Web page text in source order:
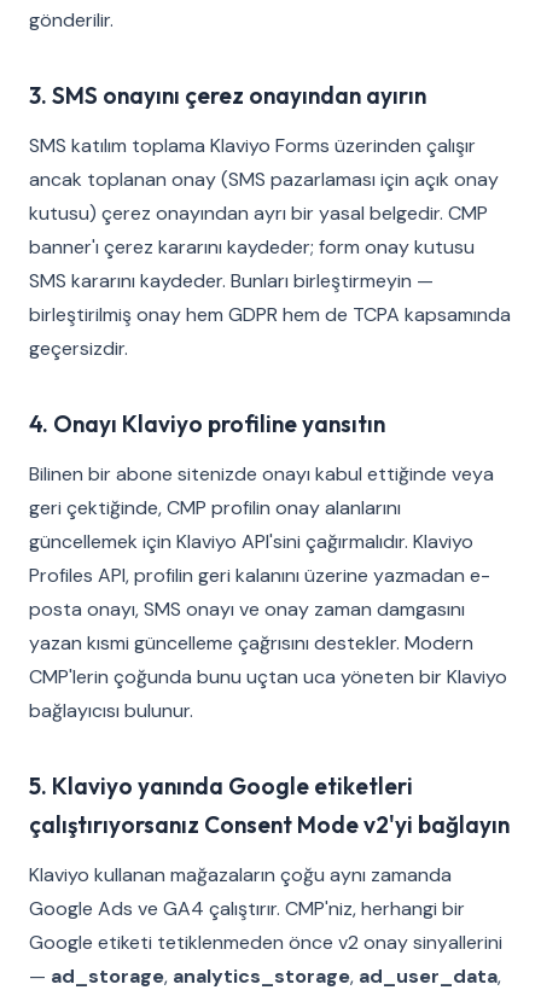
gönderilir.
3. SMS onayını çerez onayından ayırın
SMS katılım toplama Klaviyo Forms üzerinden çalışır
ancak toplanan onay (SMS pazarlaması için açık onay
kutusu) çerez onayından ayrı bir yasal belgedir. CMP
banner'ı çerez kararını kaydeder; form onay kutusu
SMS kararını kaydeder. Bunları birleştirmeyin —
birleştirilmiş onay hem GDPR hem de TCPA kapsamında
geçersizdir.
4. Onayı Klaviyo profiline yansıtın
Bilinen bir abone sitenizde onayı kabul ettiğinde veya
geri çektiğinde, CMP profilin onay alanlarını
güncellemek için Klaviyo API'sini çağırmalıdır. Klaviyo
Profiles API, profilin geri kalanını üzerine yazmadan e-
posta onayı, SMS onayı ve onay zaman damgasını
yazan kısmi güncelleme çağrısını destekler. Modern
CMP'lerin çoğunda bunu uçtan uca yöneten bir Klaviyo
bağlayıcısı bulunur.
5. Klaviyo yanında Google etiketleri
çalıştırıyorsanız Consent Mode v2'yi bağlayın
Klaviyo kullanan mağazaların çoğu aynı zamanda
Google Ads ve GA4 çalıştırır. CMP'niz, herhangi bir
Google etiketi tetiklenmeden önce v2 onay sinyallerini
— ad_storage, analytics_storage, ad_user_data,